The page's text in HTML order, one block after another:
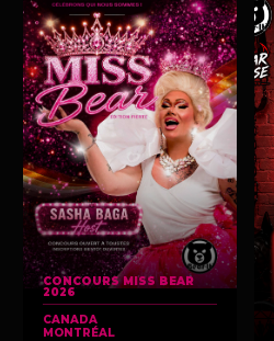
CONCOURS MISS BEAR
2026
CANADA
MONTRÉAL